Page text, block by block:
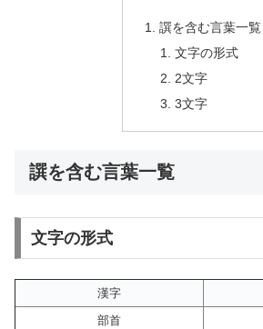
譔を含む言葉一覧
文字の形式
2文字
3文字
譔を含む言葉一覧
文字の形式
漢字
部首